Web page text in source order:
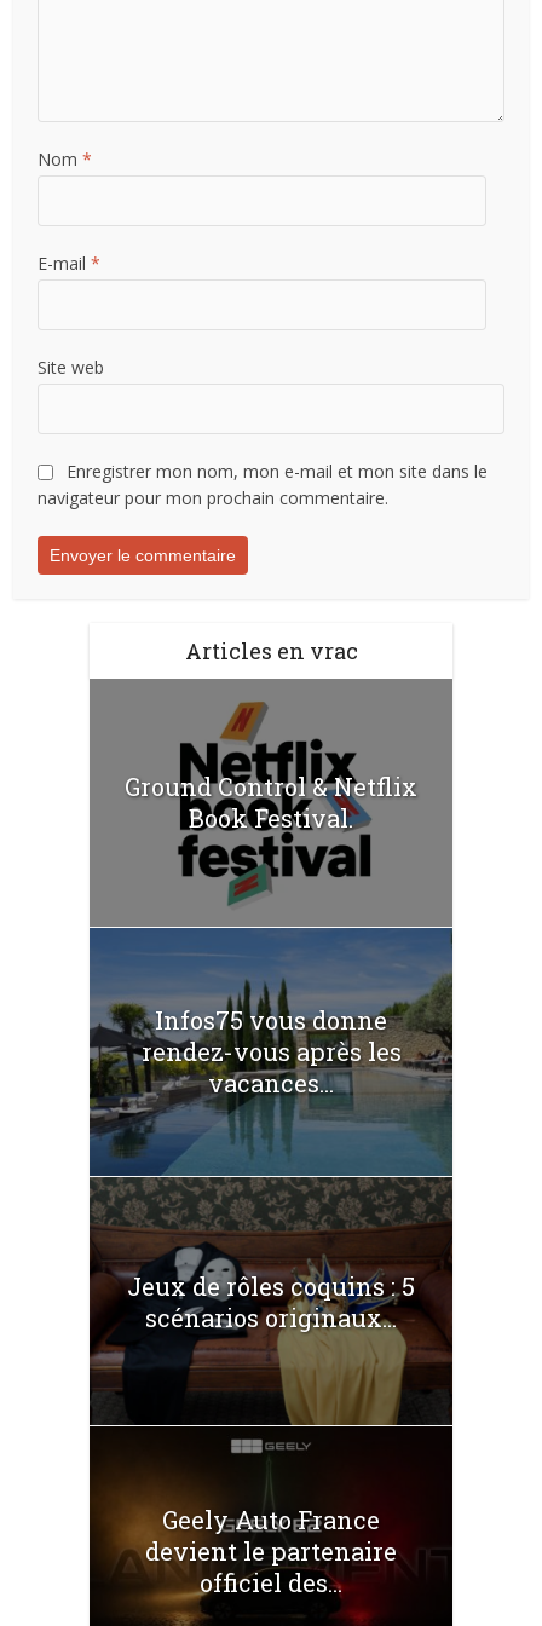
Nom*
E-mail*
Site web
Enregistrer mon nom, mon e-mail et mon site dans le
navigateur pour mon prochain commentaire.
Articles en vrac
Ground Control & Netflix
Book Festival.
Infos75 vous donne
rendez-vous après les
vacances...
Jeux de rôles coquins : 5
scénarios originaux...
Geely Auto France
devient le partenaire
officiel des...